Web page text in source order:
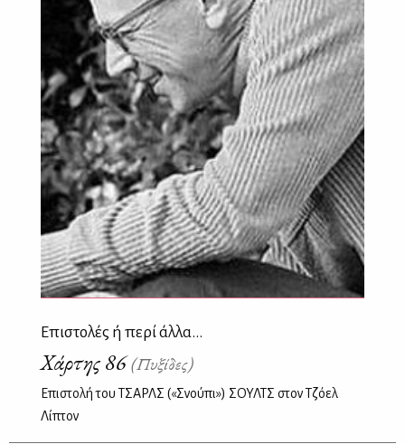
Επιστολές ή περί άλλα...
Χάρτης 86(Πυξίδες)
Επιστολή του ΤΣΑΡΛΣ («Σνούπι») ΣΟΥΛΤΣ στον Τζόελ
Λίπτον